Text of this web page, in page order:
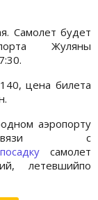
Самолет будет
Жуляны
цена билета
аэропорту
с
самолет
летевшийпо